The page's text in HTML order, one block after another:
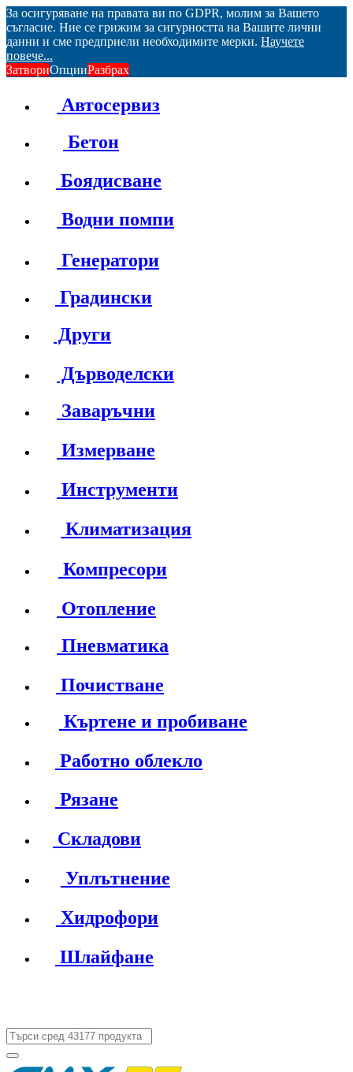
За осигуряване на правата ви по GDPR, молим за Вашето
съгласие. Ние се грижим за сигурността на Вашите лични
данни и сме предприели необходимите мерки. Научете
повече...
ЗатвориОпцииРазбрах
Автосервиз
Бетон
Боядисване
Водни помпи
Генератори
Градински
Други
Дърводелски
Заваръчни
Измерване
Инструменти
Климатизация
Компресори
Отопление
Пневматика
Почистване
Къртене и пробиване
Работно облекло
Рязане
Складови
Уплътнение
Хидрофори
Шлайфане